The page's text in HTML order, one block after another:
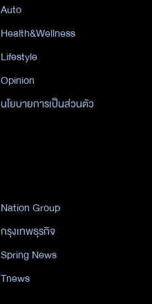
Auto
Health&Wellness
Lifestyle
Opinion
นโยบายการเป็นส่วนตัว
Nation Group
กรุงเทพธุรกิจ
Spring News
Tnews